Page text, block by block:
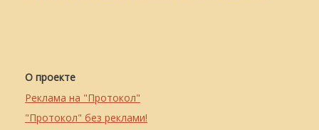
О проекте
Реклама на "Протокол"
"Протокол" без реклами!